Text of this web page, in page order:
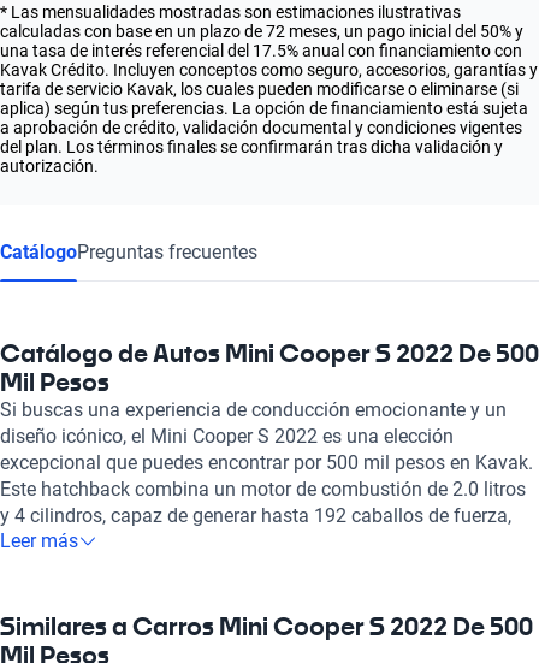
* Las mensualidades mostradas son estimaciones ilustrativas
calculadas con base en un plazo de 72 meses, un pago inicial del 50% y
una tasa de interés referencial del 17.5% anual con financiamiento con
Kavak Crédito. Incluyen conceptos como seguro, accesorios, garantías y
tarifa de servicio Kavak, los cuales pueden modificarse o eliminarse (si
aplica) según tus preferencias. La opción de financiamiento está sujeta
a aprobación de crédito, validación documental y condiciones vigentes
del plan. Los términos finales se confirmarán tras dicha validación y
autorización.
CatálogoPreguntas frecuentes
Catálogo de Autos Mini Cooper S 2022 De 500
Mil Pesos
Si buscas una experiencia de conducción emocionante y un
diseño icónico, el Mini Cooper S 2022 es una elección
excepcional que puedes encontrar por 500 mil pesos en Kavak.
Este hatchback combina un motor de combustión de 2.0 litros
y 4 cilindros, capaz de generar hasta 192 caballos de fuerza,
ofreciendo una aceleración de 0 a 100 km/h en tan solo 6.7 a
conducir. El Mini Cooper S no solo destaca en performance,
sino que también es eficiente en el consumo de combustible,
Leer más
Similares a Carros Mini Cooper S 2022 De 500
Mil Pesos